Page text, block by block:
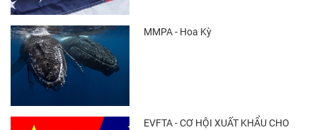
MMPA - Hoa Kỳ
EVFTA - CƠ HỘI XUẤT KHẨU CHO